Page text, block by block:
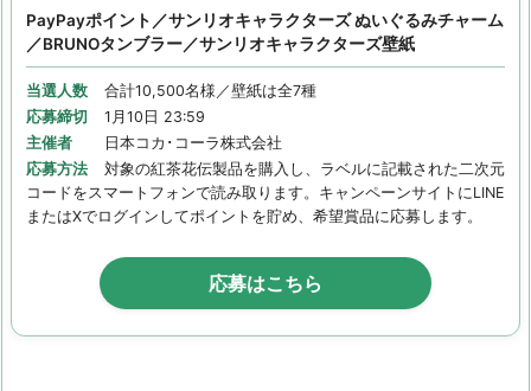
PayPayポイント／サンリオキャラクターズ ぬいぐるみチャーム
／BRUNOタンブラー／サンリオキャラクターズ壁紙
当選人数
合計10,500名様／壁紙は全7種
応募締切
1月10日 23:59
主催者
日本コカ･コーラ株式会社
応募方法
対象の紅茶花伝製品を購入し、ラベルに記載された二次元
コードをスマートフォンで読み取ります。キャンペーンサイトにLINE
またはXでログインしてポイントを貯め、希望賞品に応募します。
応募はこちら